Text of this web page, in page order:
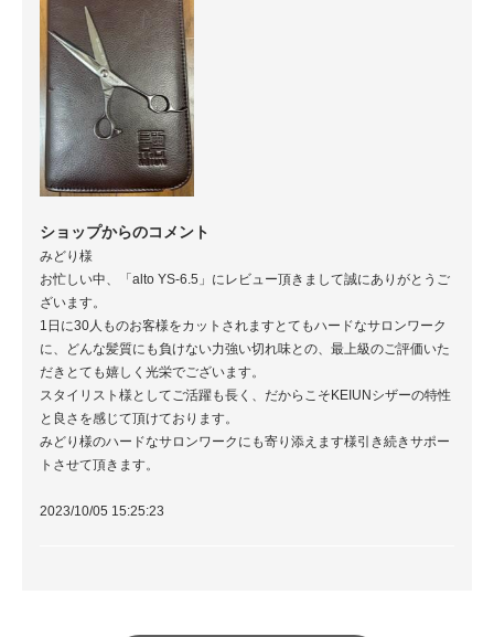
ショップからのコメント
みどり様
お忙しい中、「alto YS-6.5」にレビュー頂きまして誠にありがとうご
ざいます。
1日に30人ものお客様をカットされますとてもハードなサロンワーク
に、どんな髪質にも負けない力強い切れ味との、最上級のご評価いた
だきとても嬉しく光栄でございます。
スタイリスト様としてご活躍も長く、だからこそKEIUNシザーの特性
と良さを感じて頂けております。
みどり様のハードなサロンワークにも寄り添えます様引き続きサポー
トさせて頂きます。
2023/10/05 15:25:23